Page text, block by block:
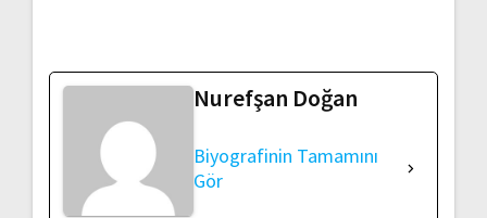
Nurefşan Doğan
Biyografinin Tamamını
Gör